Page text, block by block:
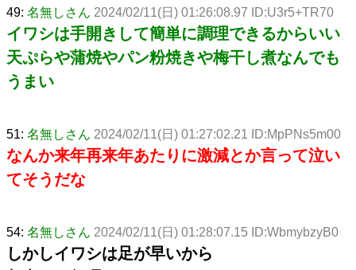
49: 名無しさん 2024/02/11(日) 01:26:08.97 ID:U3r5+TR70
イワシは手開きして簡単に調理できるからいい
天ぷらや蒲焼やパン粉焼きや梅干し煮なんでも
うまい
51: 名無しさん 2024/02/11(日) 01:27:02.21 ID:MpPNs5m00
なんか来年再来年あたりに激減とか言って泣い
てそうだな
54: 名無しさん 2024/02/11(日) 01:28:07.15 ID:WbmybzyB0
しかしイワシは足が早いから